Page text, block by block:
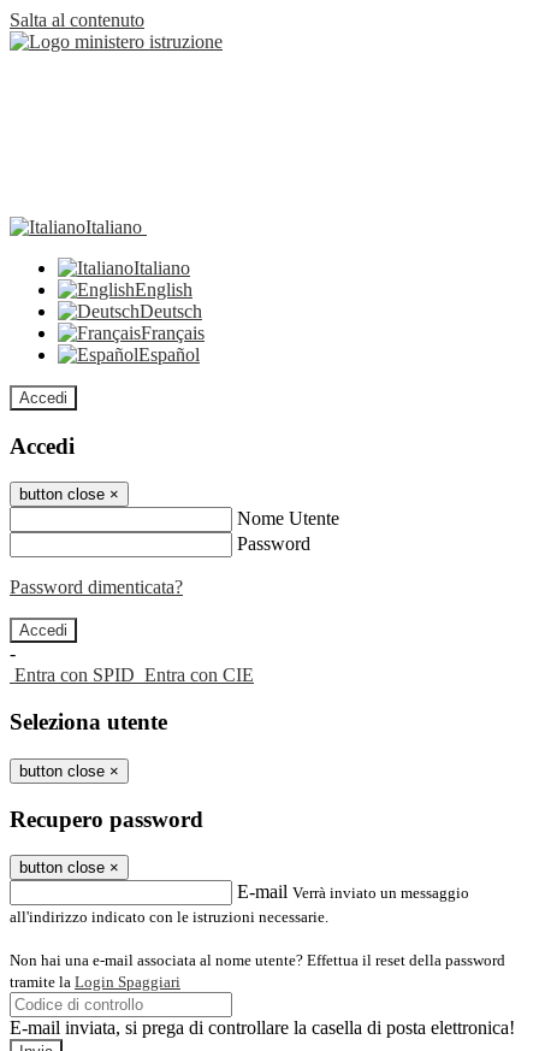
Salta al contenuto
Italiano
Italiano
English
Deutsch
Français
Español
Accedi
Accedi
button close ×
Nome Utente
Password
Password dimenticata?
-
Entra con SPID Entra con CIE
Seleziona utente
button close ×
Recupero password
button close ×
E-mail Verrà inviato un messaggio
all'indirizzo indicato con le istruzioni necessarie.
Non hai una e-mail associata al nome utente? Effettua il reset della password
tramite la Login Spaggiari
E-mail inviata, si prega di controllare la casella di posta elettronica!